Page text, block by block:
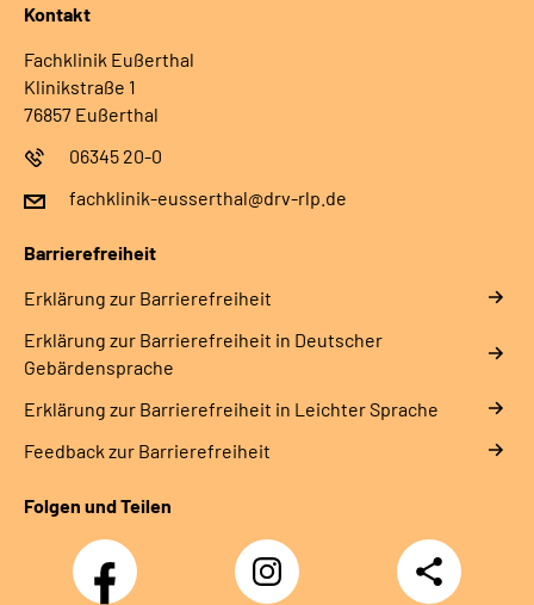
Kontakt
Fachklinik Eußerthal
Klinikstraße 1
76857 Eußerthal
06345 20-0
fachklinik-eusserthal@drv-rlp.de
Barrierefreiheit
Erklärung zur Barrierefreiheit
Erklärung zur Barrierefreiheit in Deutscher
Gebärdensprache
Erklärung zur Barrierefreiheit in Leichter Sprache
Feedback zur Barrierefreiheit
Folgen und Teilen
Facebook
Instagram
DRV
Nachwuchskräfte
Teilen